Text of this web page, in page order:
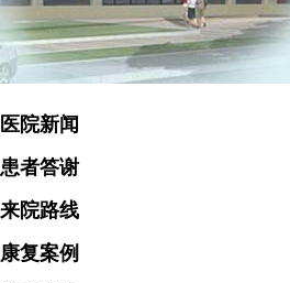
医院新闻
患者答谢
来院路线
康复案例